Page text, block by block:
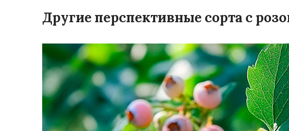
Другие перспективные сорта с